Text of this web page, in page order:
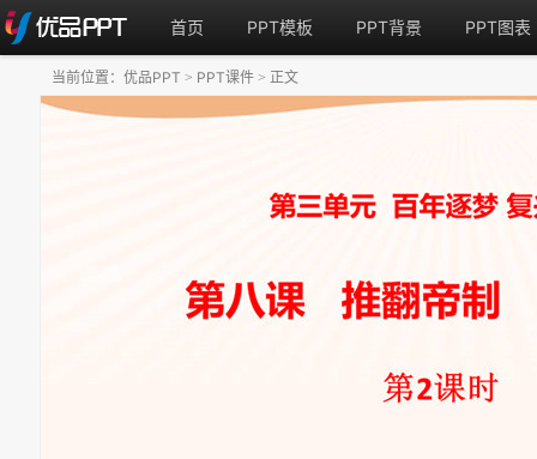
首页 PPT模板 PPT背景 PPT图表
当前位置： 优品PPT > PPT课件 > 正文